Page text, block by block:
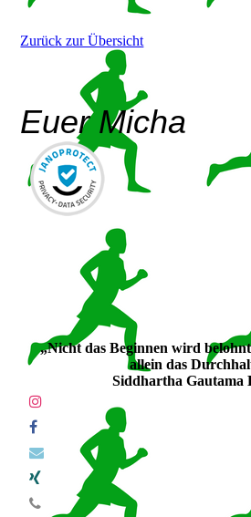
Zurück zur Übersicht
Euer Micha
„Nicht das Beginnen wird
allein das
Siddhartha Gautama